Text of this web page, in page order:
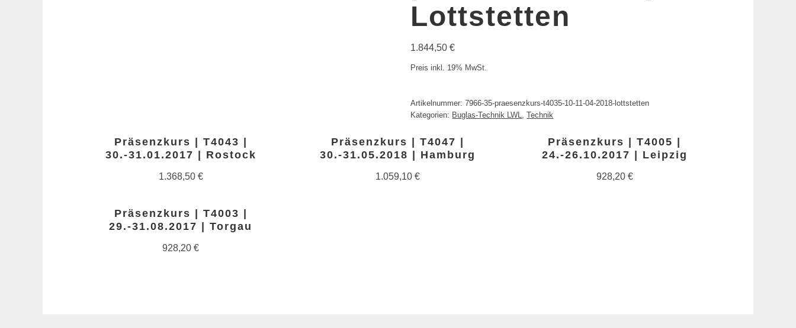
Lottstetten
1.844,50€
Preis inkl. 19% MwSt.
Artikelnummer:7966-35-praesenzkurs-t4035-10-11-04-2018-lottstetten
Kategorien: Buglas-Technik LWL,Technik
Präsenzkurs | T4043 |
30.-31.01.2017 | Rostock
1.368,50 €
Präsenzkurs | T4047 |
30.-31.05.2018 | Hamburg
1.059,10 €
Präsenzkurs | T4005 |
24.-26.10.2017 | Leipzig
928,20 €
Präsenzkurs | T4003 |
29.-31.08.2017 | Torgau
928,20€